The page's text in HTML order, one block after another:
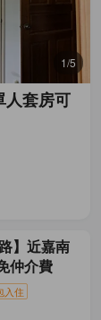
1/5
人套房可
】近嘉南
仲介費
入住